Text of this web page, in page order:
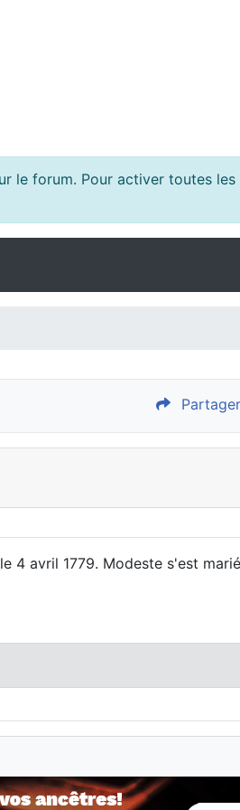
le forum. Pour activer toutes
Partager
4 avril 1779. Modeste s'est